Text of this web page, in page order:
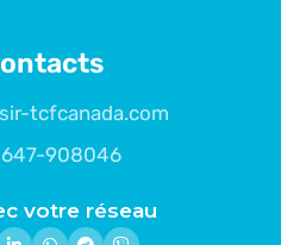
tcfcanada.com
647-908046
votre réseau